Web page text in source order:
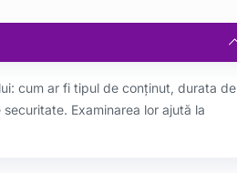
cum ar fi tipul de conținut, durata de
Examinarea lor ajută la